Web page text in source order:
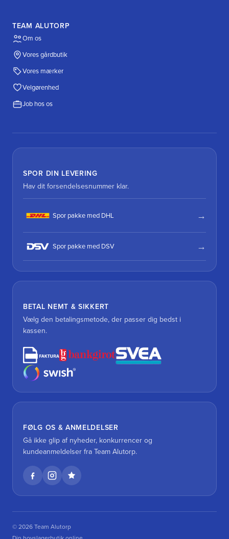
TEAM ALUTORP
Om os
Vores gårdbutik
Vores mærker
Velgørenhed
Job hos os
SPOR DIN LEVERING
Hav dit forsendelsesnummer klar.
Spor pakke med DHL
Spor pakke med DSV
BETAL NEMT & SIKKERT
Vælg den betalingsmetode, der passer dig bedst i
kassen.
FØLG OS & ANMELDELSER
Gå ikke glip af nyheder, konkurrencer og
kundeanmeldelser fra Team Alutorp.
© 2026 Team Alutorp